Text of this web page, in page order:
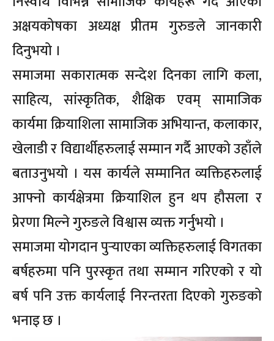
अक्षयकोषका अध्यक्ष प्रीतम गुरुङले जानकारी
दिनुभयो ।
समाजमा सकारात्मक सन्देश दिनका लागि कला,
साहित्य, सांस्कृतिक, शैक्षिक एवम् सामाजिक
कार्यमा क्रियाशिला सामाजिक अभियान्त, कलाकार,
खेलाडी र विद्यार्थीहरुलाई सम्मान गर्दै आएको उहाँले
बताउनुभयो । यस कार्यले सम्मानित व्यक्तिहरुलाई
आफ्नो कार्यक्षेत्रमा क्रियाशिल हुन थप हौसला र
प्रेरणा मिल्ने गुरुङले विश्वास व्यक्त गर्नुभयो ।
समाजमा योगदान पुर्‍याएका व्यक्तिहरुलाई विगतका
बर्षहरुमा पनि पुरस्कृत तथा सम्मान गरिएको र यो
बर्ष पनि उक्त कार्यलाई निरन्तरता दिएको गुरुङको
भनाइ छ ।